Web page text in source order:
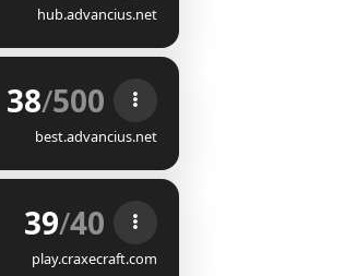
hub.advancius.net
38/500
best.advancius.net
39/40
play.craxecraft.com